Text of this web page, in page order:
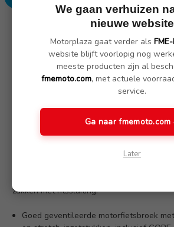
Omschrijving (Nog geen reviews)
avontuur aan. Deze optimaal geventileerde
tegen wind, slecht weer en vuil. Het
polyamide-katoenen materiaal van de
zakken met ritssluiting.
Goed geventileerde motorfietsbroek
We gaan verhuizen
nieuwe website
Motorplaza gaat verder als
website blijft voorlopig nog
meeste producten zijn al
fmemoto.com, met actuele
service.
Ga naar fmemoto.com
Later